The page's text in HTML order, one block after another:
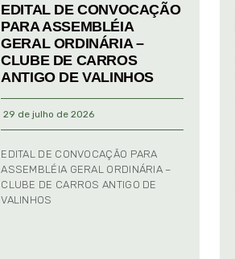
EDITAL DE CONVOCAÇÃO
PARA ASSEMBLÉIA
GERAL ORDINÁRIA –
CLUBE DE CARROS
ANTIGO DE VALINHOS
29 de julho de 2026
EDITAL DE CONVOCAÇÃO PARA
ASSEMBLÉIA GERAL ORDINÁRIA –
CLUBE DE CARROS ANTIGO DE
VALINHOS